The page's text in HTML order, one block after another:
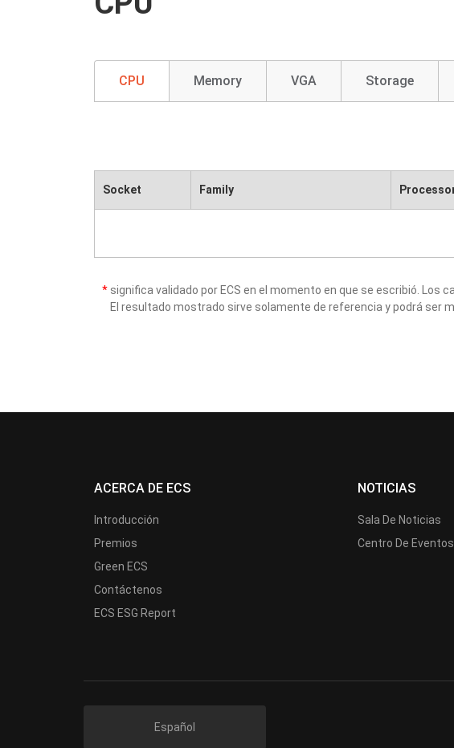
CPU Memory VGA Storage
Socket Family
* significa validado por ECS en el momento en que se escribió. Los
El resultado mostrado sirve solamente de referencia y podrá ser
ACERCA DE ECS
Introducción
Premios
Green ECS
Contáctenos
ECS ESG Report
NOTICIAS
Sala De Noticias
Centro De Eventos
Español